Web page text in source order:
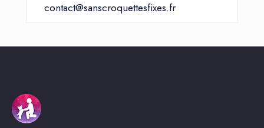
contact@sanscroquettesfixes.fr